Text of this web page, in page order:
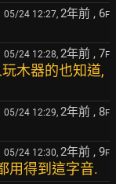
05/24 12:27, 2年前 , 6F
05/24 12:28, 2年前 , 7F
木器的也知道,
05/24 12:29, 2年前 , 8F
05/24 12:30, 2年前 , 9F
用得到這字音.